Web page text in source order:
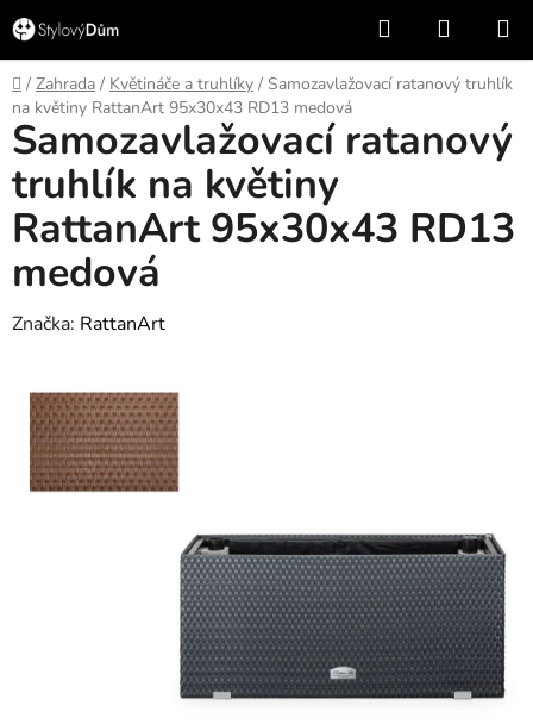
Přejít
na
obsah
Hledat
KOŠÍK
Domů
/ Zahrada / Květináče a truhlíky / Samozavlažovací ratanový truhlík
na květiny RattanArt 95x30x43 RD13 medová
Samozavlažovací ratanový
truhlík na květiny
RattanArt 95x30x43 RD13
medová
Značka: RattanArt